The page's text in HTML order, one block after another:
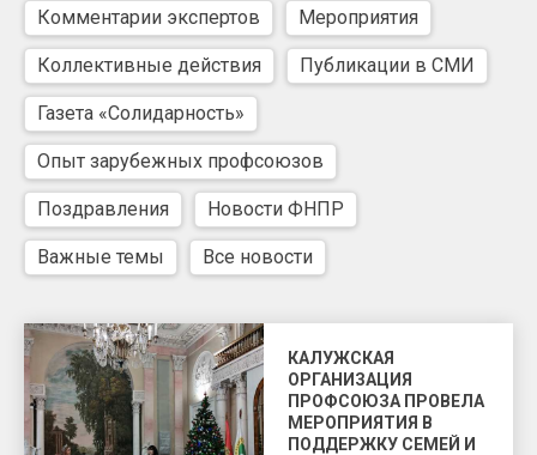
Комментарии экспертов Мероприятия
Коллективные действия Публикации в СМИ
Газета «Солидарность»
Опыт зарубежных профсоюзов
Поздравления Новости ФНПР
Важные темы Все новости
КАЛУЖСКАЯ
ОРГАНИЗАЦИЯ
ПРОФСОЮЗА ПРОВЕЛА
МЕРОПРИЯТИЯ В
ПОДДЕРЖКУ СЕМЕЙ И